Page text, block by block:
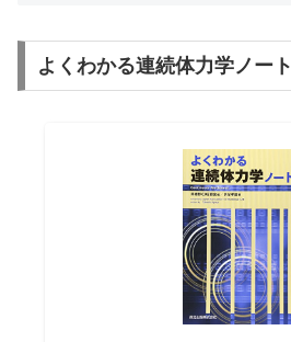
よくわかる連続体力学ノート